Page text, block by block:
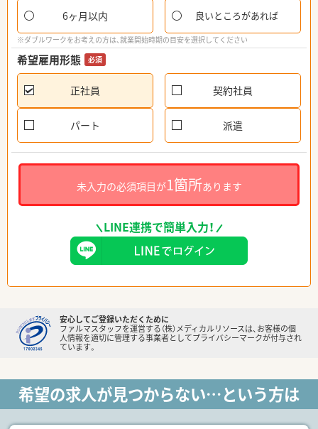
6ヶ月以内 良いところがあれば
※ダブルワークをお考えの方は、就業開始時期の目安を選択してください
希望雇用形態 必須
正社員 契約社員
パート 派遣
未入力の必須項目が1箇所あります
LINE連携で簡単入力！
安心してご登録いただくために
ファルマスタッフを運営する（株）メディカルリソースは、お客様の個
人情報を適切に管理する事業者としてプライバシーマークが付与され
ています。
希望の求人が見つからない…という方は